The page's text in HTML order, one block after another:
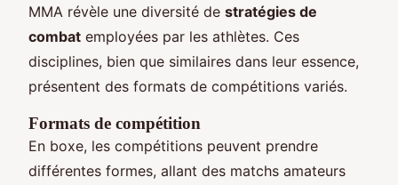
MMA révèle une diversité de stratégies de
combat employées par les athlètes. Ces
disciplines, bien que similaires dans leur essence,
présentent des formats de compétitions variés.
Formats de compétition
En boxe, les compétitions peuvent prendre
différentes formes, allant des matchs amateurs